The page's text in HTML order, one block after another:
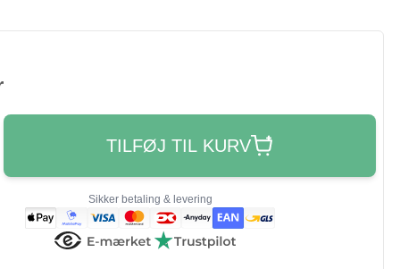
TILFØJ TIL KURV
Sikker betaling & levering